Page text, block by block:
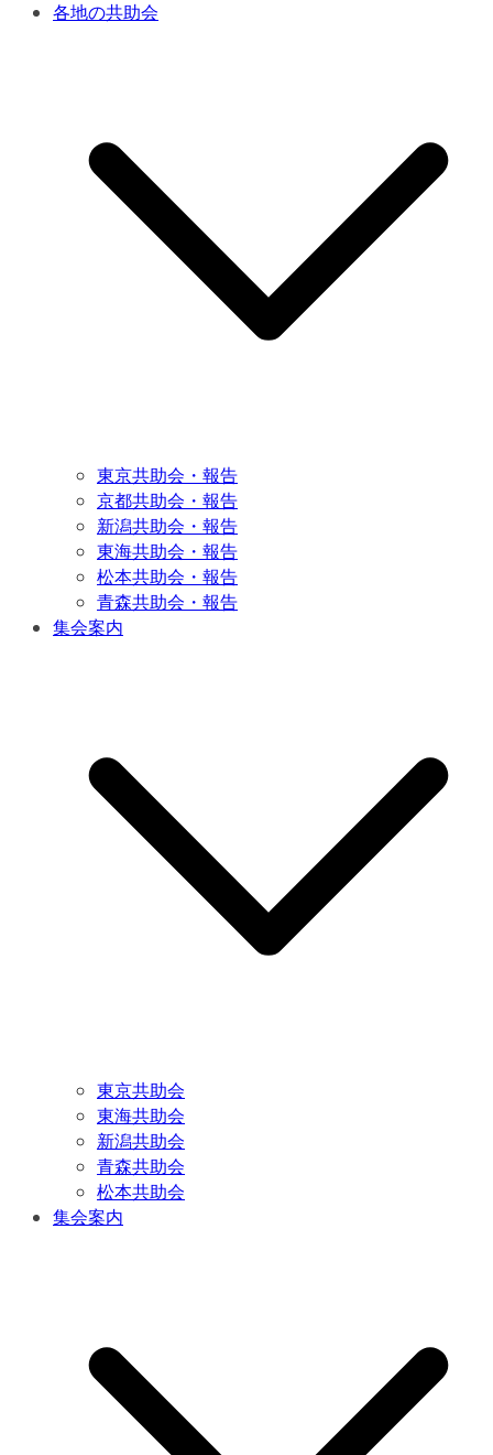
各地の共助会
東京共助会・報告
京都共助会・報告
新潟共助会・報告
東海共助会・報告
松本共助会・報告
青森共助会・報告
集会案内
東京共助会
東海共助会
新潟共助会
青森共助会
松本共助会
集会案内